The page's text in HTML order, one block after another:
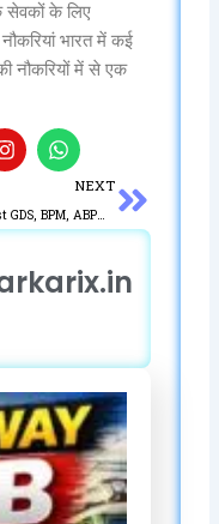
सेवकों के लिए
भारत में कई
नौकरियों में से एक
I
n
t
a
r
W
h
t
s
p
NEXT
India Post GDS, BPM, ABPM Result 2023 – Direct Link indiapostgdsonline.gov.in Marks & Merit List Cut-Off PDF
Next